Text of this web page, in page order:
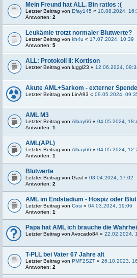
Mein Freund hat ALL. Bin ratlos :(
Letzter Beitrag von Efay145 « 10.08.2024,
Antworten: 2
Leukämie trotzt normaler Blutwerte?
Letzter Beitrag von kh4u « 17.07.2024, 10:39
Antworten: 5
ALL: Protokoll II: Kortison
Letzter Beitrag von luggl23 « 12.06.2024,
Akute AML+Sarkom - externer
Letzter Beitrag von LinA93 « 09.05.2024,
AML M3
Letzter Beitrag von Albay66 « 04.05.2024,
Antworten: 1
AML(APL)
Letzter Beitrag von Albay66 « 04.05.2024,
Antworten: 1
Blutwerte
Letzter Beitrag von Gast « 03.04.2024, 17:02
Antworten: 2
AML im Endstadium - Hospiz oder
Letzter Beitrag von Cosi « 04.03.2024, 19:06
Antworten: 1
Papa hat AML ich brauche die
Letzter Beitrag von Avocado84 « 22.02.2024,
T-PLL bei Vater 67 Jahre alt
Letzter Beitrag von PMF2SZT « 26.10.2023,
Antworten: 2